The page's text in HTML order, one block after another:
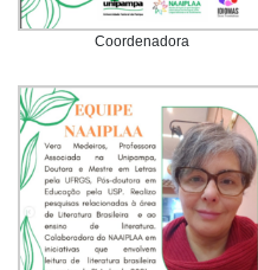
Coordenadora